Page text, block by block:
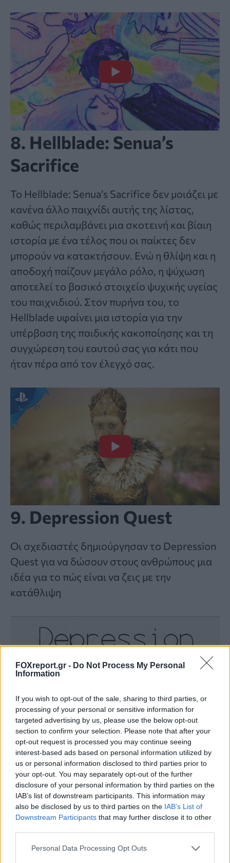
FOXreport.gr - Do Not Process My Personal
Information
If you wish to opt-out of the sale, sharing to third parties, or
processing of your personal or sensitive information for
targeted advertising by us, please use the below opt-out
section to confirm your selection. Please note that after your
opt-out request is processed you may continue seeing
interest-based ads based on personal information utilized by
us or personal information disclosed to third parties prior to
your opt-out. You may separately opt-out of the further
disclosure of your personal information by third parties on the
IAB’s list of downstream participants. This information may
also be disclosed by us to third parties on the IAB’s List of
Downstream Participants that may further disclose it to other
Personal Data Processing Opt Outs
8. Hellblade: Senua’s
Sacrifice
Το Hellblade: Senua’s Sacrifice δεν μοιάζει με
κανένα άλλο παιχνίδι αυτής της λίστας,
καθώς περιλαμβάνει μια σκοτεινή και βίαιη
ιστορία με ένα τέλος που οι παίκτες δεν
μπορούν να κατακτήσουν. Ενώ η θλίψη και η
αποδοχή παίζουν μεγάλο ρόλο, η ψύχωση
αποτελεί το βασικό στοιχείο ψυχικής υγείας
του παιχνιδιού. Στον πυρήνα του, το
Hellblade υφαίνει μια ιστορία για την
υπέρβαση της παιδικής κακοποίησης και τη
συγχώρεση του εαυτού σας για κάτι που
ήταν πέρα από τον έλεγχό σας.
9. Depression Quest
Οι σχεδιαστές δημιούργησαν το Depression
Quest για να δώσουν στους ανθρώπους μια
ιδέα για το πώς είναι να ζεις με την
κατάθλιψη
10. Florence
Το Florence αφηγείται μια απλή ιστορία μιας
σχέσης που πήγε στραβά και την αποστολή
να ξαναβρεί κάποιος τον εαυτό του.